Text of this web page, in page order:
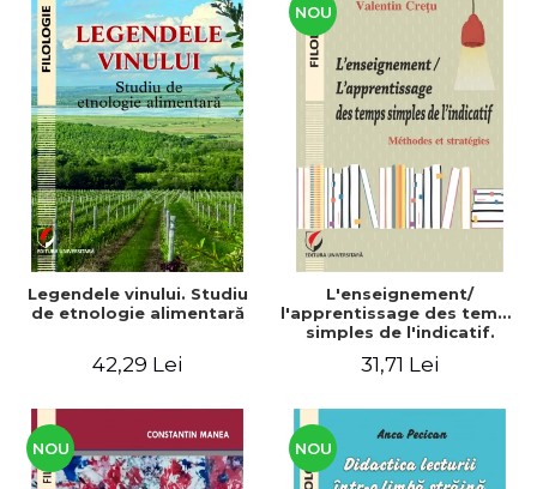
Centenarului
Legendele vinului. Studiu
de etnologie alimentară
42,29 Lei
NOU
L'enseignement/
l'apprentissage des temps
simples de l'indicatif.
31,71 Lei
NOU NOU